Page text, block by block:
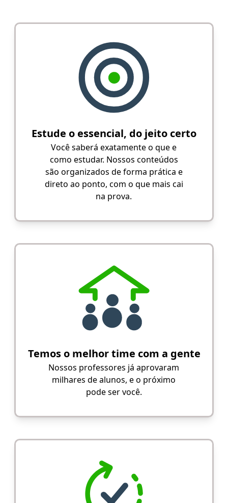
Estude o essencial, do jeito certo
Você saberá exatamente o que e
como estudar. Nossos conteúdos
são organizados de forma prática e
direto ao ponto, com o que mais cai
na prova.
Temos o melhor time com a gente
Nossos professores já aprovaram
milhares de alunos, e o próximo
pode ser você.